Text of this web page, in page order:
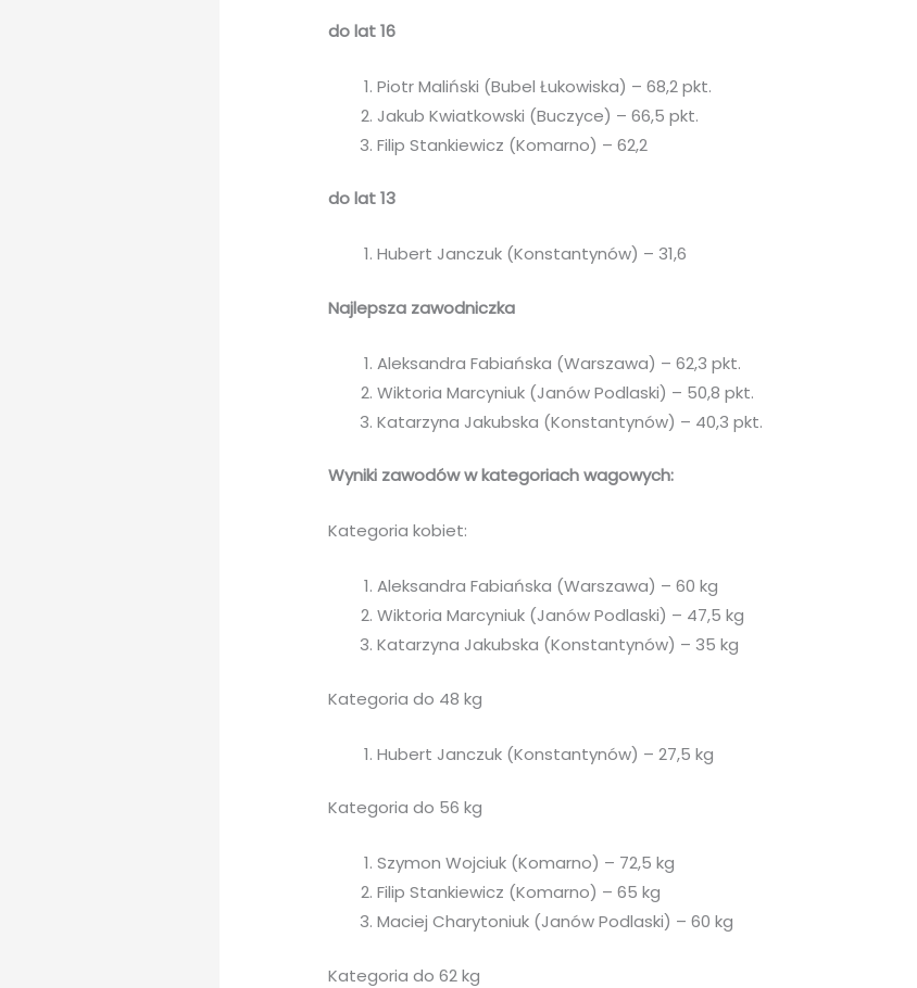
do lat 16
Piotr Maliński (Bubel Łukowiska) – 68,2 pkt.
Jakub Kwiatkowski (Buczyce) – 66,5 pkt.
Filip Stankiewicz (Komarno) – 62,2
do lat 13
Hubert Janczuk (Konstantynów) – 31,6
Najlepsza zawodniczka
Aleksandra Fabiańska (Warszawa) – 62,3 pkt.
Wiktoria Marcyniuk (Janów Podlaski) – 50,8 pkt.
Katarzyna Jakubska (Konstantynów) – 40,3 pkt.
Wyniki zawodów w kategoriach wagowych:
Kategoria kobiet:
Aleksandra Fabiańska (Warszawa) – 60 kg
Wiktoria Marcyniuk (Janów Podlaski) – 47,5 kg
Katarzyna Jakubska (Konstantynów) – 35 kg
Kategoria do 48 kg
Hubert Janczuk (Konstantynów) – 27,5 kg
Kategoria do 56 kg
Szymon Wojciuk (Komarno) – 72,5 kg
Filip Stankiewicz (Komarno) – 65 kg
Maciej Charytoniuk (Janów Podlaski) – 60 kg
Kategoria do 62 kg